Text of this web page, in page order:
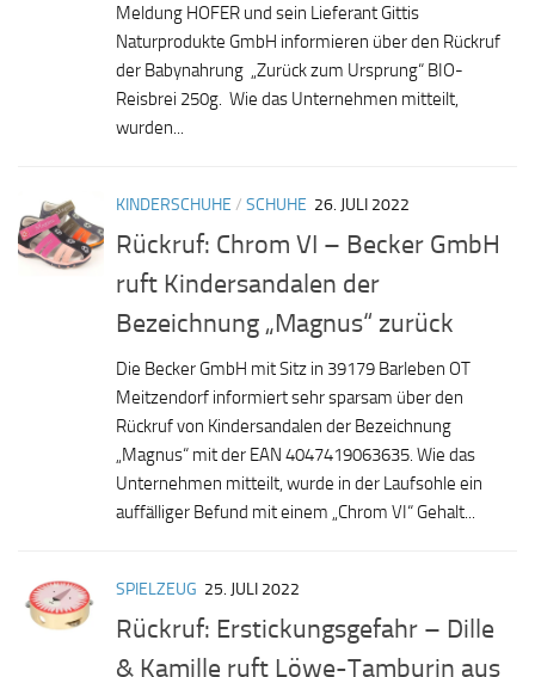
Meldung HOFER und sein Lieferant Gittis
Naturprodukte GmbH informieren über den Rückruf
der Babynahrung „Zurück zum Ursprung“ BIO-
Reisbrei 250g. Wie das Unternehmen mitteilt,
wurden...
KINDERSCHUHE / SCHUHE 26. JULI 2022
Rückruf: Chrom VI – Becker GmbH
ruft Kindersandalen der
Bezeichnung „Magnus“ zurück
Die Becker GmbH mit Sitz in 39179 Barleben OT
Meitzendorf informiert sehr sparsam über den
Rückruf von Kindersandalen der Bezeichnung
„Magnus“ mit der EAN 4047419063635. Wie das
Unternehmen mitteilt, wurde in der Laufsohle ein
auffälliger Befund mit einem „Chrom VI“ Gehalt...
SPIELZEUG 25. JULI 2022
Rückruf: Erstickungsgefahr – Dille
& Kamille ruft Löwe-Tamburin aus